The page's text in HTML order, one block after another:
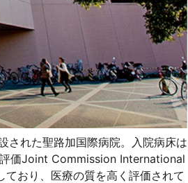
された聖路加国際病院。入院病床は
価Joint Commission International
ており、医療の質を高く評価されて